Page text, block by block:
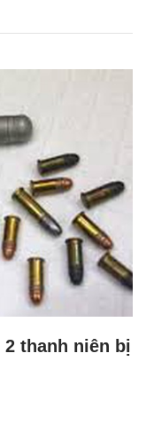
2 thanh niên bị